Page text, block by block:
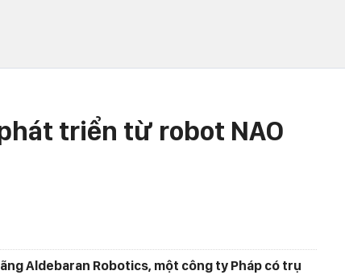
triển từ robot NAO
Aldebaran Robotics, một công ty Pháp có trụ